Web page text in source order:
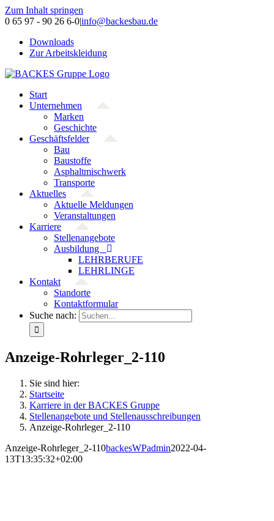
Zum Inhalt springen
0 65 97 - 90 26 6-0|info@backesbau.de
Downloads
Zur Arbeitskleidung
Start
Unternehmen
Marken
Geschichte
Geschäftsfelder
Bau
Baustoffe
Asphaltmischwerk
Transporte
Aktuelles
Aktuelle Meldungen
Veranstaltungen
Karriere
Stellenangebote
Ausbildung
LEHRBERUFE
LEHRLINGE
Kontakt
Standorte
Kontaktformular
Suche nach:
Anzeige-Rohrleger_2-110
Sie sind hier:
Startseite
Karriere in der BACKES Gruppe
Stellenangebote und Stellenausschreibungen
Anzeige-Rohrleger_2-110
Anzeige-Rohrleger_2-110backesWPadmin2022-04-
13T13:35:32+02:00